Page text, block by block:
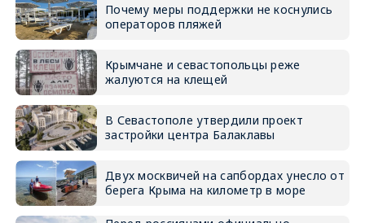
Почему меры поддержки не коснулись
операторов пляжей
Крымчане и севастопольцы реже
жалуются на клещей
В Севастополе утвердили проект
застройки центра Балаклавы
Двух москвичей на сапбордах унесло от
берега Крыма на километр в море